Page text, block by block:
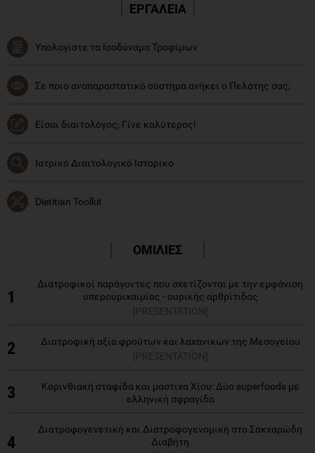
ΕΡΓΑΛΕΙΑ
Υπολογίστε τα Ισοδύναμα Τροφίμων
Σε ποιο αναπαραστατικό σύστημα ανήκει ο Πελάτης σας;
Είσαι διαιτολόγος; Γίνε καλύτερος!
Ιατρικό Διαιτολογικό Ιστορικό
Dietitian Toolkit
ΟΜΙΛΙΕΣ
1
Διατροφικοί παράγοντες που σχετίζονται με την εμφάνιση
υπερουριχαιμίας - ουρικής αρθρίτιδας
[PRESENTATION]
2
Διατροφική αξία φρούτων και λαχανικών της Μεσογείου
[PRESENTATION]
3
Κορινθιακή σταφίδα και μαστίχα Χίου: Δύο superfoods με
ελληνική σφραγίδα
4
Διατροφογενετική και Διατροφογενομική στο Σακχαρώδη
Διαβήτη